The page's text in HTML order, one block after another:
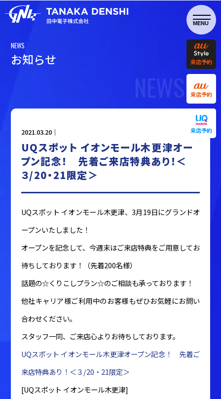
来店予約
来店予約
来店予約
NEWS
お知らせ
NEWS
2021.03.20｜
UQスポット イオンモール木更津オー
プン記念！ 先着ご来店特典あり！＜
３/20・21限定＞
UQスポット イオンモール木更津、3月19日にグランドオ
ープンいたしました！
オープンを記念して、今週末はご来店特典をご用意してお
待ちしております！（先着200名様）
話題の☆くりこしプラン☆のご相談も承っております！
他社キャリア様ご利用中のお客様もぜひお気軽にお問い
合わせください。
スタッフ一同、ご来店心よりお待ちしております。
UQスポット イオンモール木更津オープン記念！ 先着ご
来店特典あり！＜３/20・21限定＞
[UQスポット イオンモール木更津]